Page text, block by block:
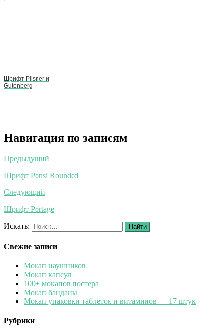
Шрифт Pilsner и
Gutenberg
Навигация по записям
Предыдущий
Шрифт Ponsi Rounded
Следующий
Шрифт Portage
Искать: Найти
Свежие записи
Мокап наушников
Мокап капсул
100+ мокапов постера
Мокап банданы
Мокап упаковки таблеток и витаминов — 17 штук
Рубрики